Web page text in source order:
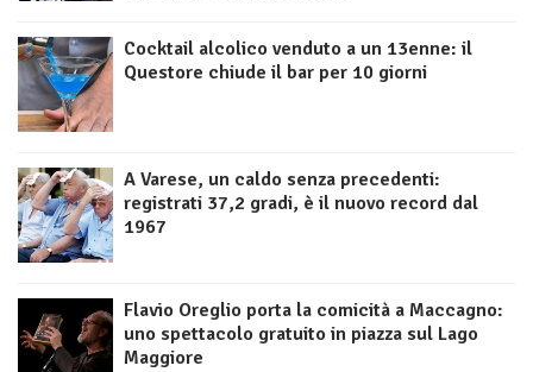
Cocktail alcolico venduto a un 13enne: il
Questore chiude il bar per 10 giorni
A Varese, un caldo senza precedenti:
registrati 37,2 gradi, è il nuovo record dal
1967
Flavio Oreglio porta la comicità a Maccagno:
uno spettacolo gratuito in piazza sul Lago
Maggiore